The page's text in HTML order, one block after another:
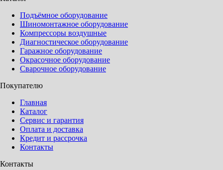
Подъёмное оборудование
Шиномонтажное оборудование
Компрессоры воздушные
Диагностическое оборудование
Гаражное оборудование
Окрасочное оборудование
Сварочное оборудование
Покупателю
Главная
Каталог
Сервис и гарантия
Оплата и доставка
Кредит и рассрочка
Контакты
Контакты